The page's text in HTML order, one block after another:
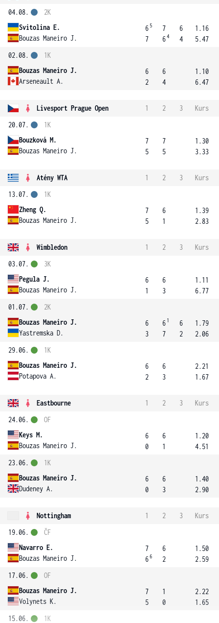
04.08.
Svitolina E.
Bouzas Maneiro J.
2K
6 5
7
7
64
6
4
1.16
5.47
02.08.
Bouzas Maneiro J.
Arseneault A.
1K
6
2
6
4
1.10
6.47
Livesport Prague Open 1 2 3
Kurs
20.07.
Bouzková M.
Bouzas Maneiro J.
1K
7
5
7
5
1.30
3.33
Atény WTA 1 2 3
Kurs
13.07.
Zheng Q.
Bouzas Maneiro J.
1K
7
5
6
1
1.39
2.83
Wimbledon 1 2 3
Kurs
03.07.
Pegula J.
Bouzas Maneiro J.
3K
6
1
6
3
1.11
6.77
01.07.
Bouzas Maneiro J.
Yastremska D.
2K
6
3
6 1
7
6
2
1.79
2.06
29.06.
Bouzas Maneiro J.
Potapova A.
1K
6
2
6
3
2.21
1.67
Eastbourne 1 2 3
Kurs
24.06.
Keys M.
Bouzas Maneiro J.
OF
6
0
6
1
1.20
4.51
23.06.
Bouzas Maneiro J.
Dudeney A.
1K
6
0
6
3
1.40
2.90
Nottingham 1 2 3
Kurs
19.06.
Navarro E.
Bouzas Maneiro J.
ČF
7
66
6
2
1.50
2.59
17.06.
Bouzas Maneiro J.
Volynets K.
OF
7
5
1
0
2.22
1.65
15.06.
1K